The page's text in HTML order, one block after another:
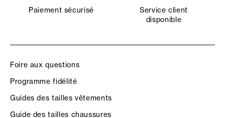
Paiement sécurisé
Service client
disponible
Foire aux questions
Programme fidélité
Guides des tailles vêtements
Guide des tailles chaussures